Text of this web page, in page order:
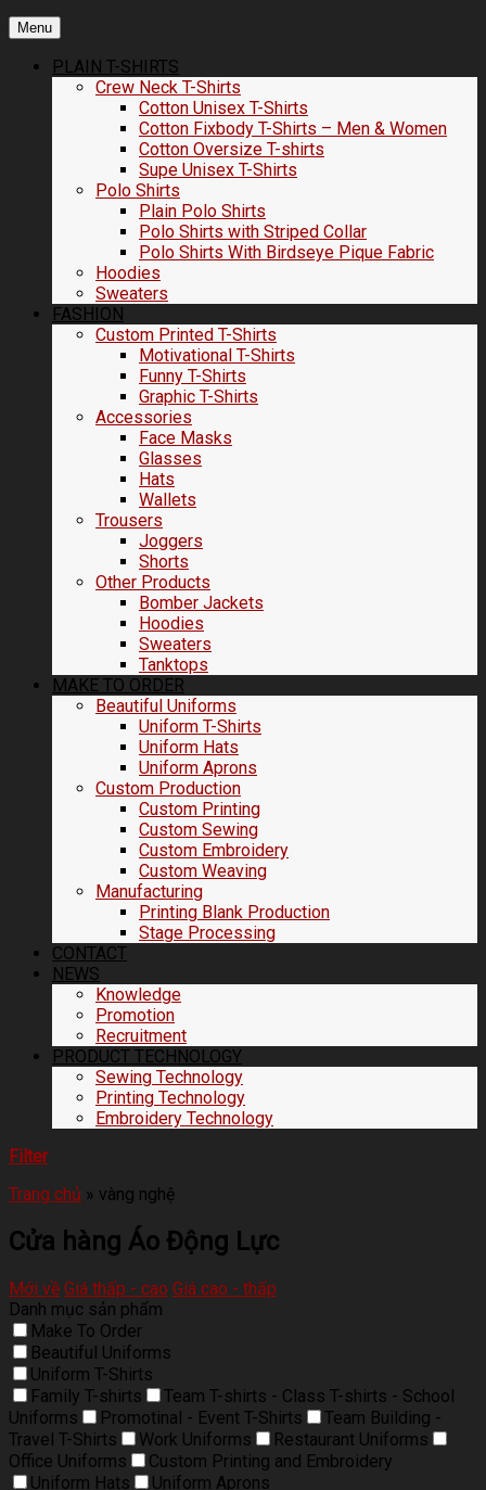
Menu
PLAIN T-SHIRTS
Crew Neck T-Shirts
Cotton Unisex T-Shirts
Cotton Fixbody T-Shirts – Men & Women
Cotton Oversize T-shirts
Supe Unisex T-Shirts
Polo Shirts
Plain Polo Shirts
Polo Shirts with Striped Collar
Polo Shirts With Birdseye Pique Fabric
Hoodies
Sweaters
FASHION
Custom Printed T-Shirts
Motivational T-Shirts
Funny T-Shirts
Graphic T-Shirts
Accessories
Face Masks
Glasses
Hats
Wallets
Trousers
Joggers
Shorts
Other Products
Bomber Jackets
Hoodies
Sweaters
Tanktops
MAKE TO ORDER
Beautiful Uniforms
Uniform T-Shirts
Uniform Hats
Uniform Aprons
Custom Production
Custom Printing
Custom Sewing
Custom Embroidery
Custom Weaving
Manufacturing
Printing Blank Production
Stage Processing
CONTACT
NEWS
Knowledge
Promotion
Recruitment
PRODUCT TECHNOLOGY
Sewing Technology
Printing Technology
Embroidery Technology
Filter
Trang chủ » vàng nghệ
Cửa hàng Áo Động Lực
Mới về Giá thấp - cao Giá cao - thấp
Danh mục sản phẩm
Make To Order
Beautiful Uniforms
Uniform T-Shirts
Family T-shirts
Team T-shirts - Class T-shirts - School
Uniforms
Promotinal - Event T-Shirts
Team Building -
Travel T-Shirts
Work Uniforms
Restaurant Uniforms
Office Uniforms
Custom Printing and Embroidery
Uniform Hats
Uniform Aprons